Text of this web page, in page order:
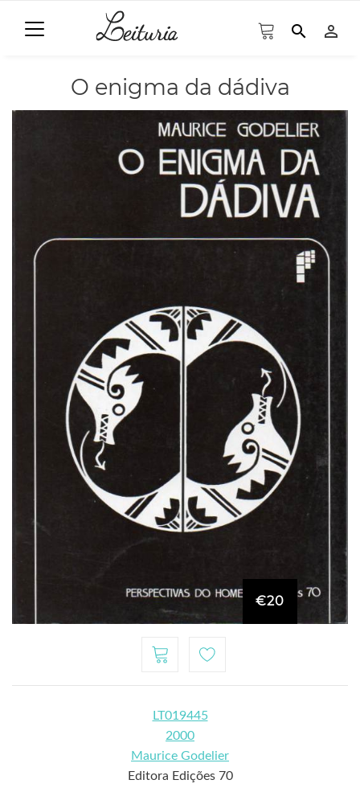
search person_outline
O enigma da dádiva
€20
LT019445
2000
Maurice Godelier
Editora Edições 70